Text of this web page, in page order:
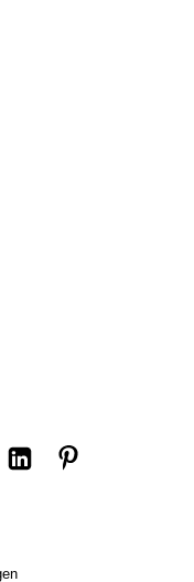
Linkedin